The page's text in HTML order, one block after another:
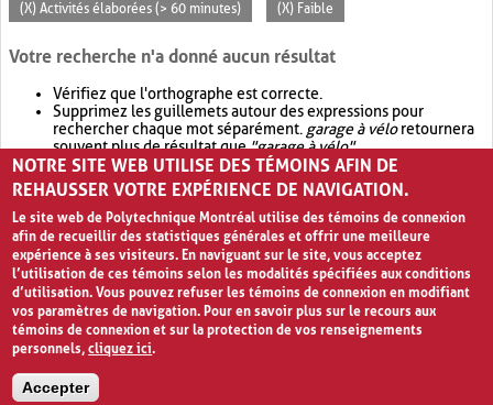
(X) Activités élaborées (> 60 minutes) (X) Faible
Votre recherche n'a donné aucun résultat
Vérifiez que l'orthographe est correcte.
Supprimez les guillemets autour des expressions pour
rechercher chaque mot séparément. garage à véloretournera
souvent plus de résultat que"garage à vélo".
Envisagez d'élargir votre recherche avec OR.garage OR vélo
retournera souvent plus de résultat quegarage à vélo
NOTRE SITE WEB UTILISE DES TÉMOINS AFIN DE
REHAUSSER VOTRE EXPÉRIENCE DE NAVIGATION.
Le site web de Polytechnique Montréal utilise des témoins de connexion
afin de recueillir des statistiques générales et offrir une meilleure
expérience à ses visiteurs. En naviguant sur le site, vous acceptez
l’utilisation de ces témoins selon les modalités spécifiées aux conditions
d’utilisation. Vous pouvez refuser les témoins de connexion en modifiant
vos paramètres de navigation. Pour en savoir plus sur le recours aux
témoins de connexion et sur la protection de vos renseignements
personnels,cliquez ici.
Accepter